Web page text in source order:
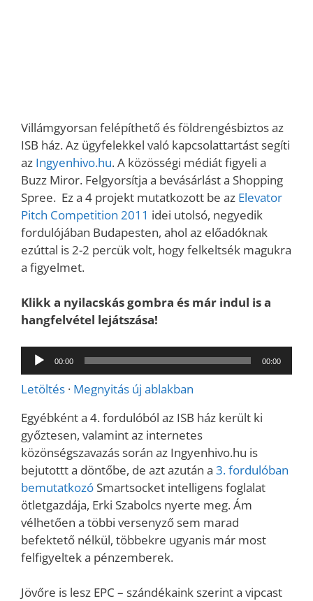
Villámgyorsan felépíthető és földrengésbiztos az
ISB ház. Az ügyfelekkel való kapcsolattartást segíti
az Ingyenhivo.hu. A közösségi médiát figyeli a
Buzz Miror. Felgyorsítja a bevásárlást a Shopping
Spree. Ez a 4 projekt mutatkozott be az Elevator
Pitch Competition 2011 idei utolsó, negyedik
fordulójában Budapesten, ahol az előadóknak
ezúttal is 2-2 percük volt, hogy felkeltsék magukra
a figyelmet.
Klikk a nyilacskás gombra és már indul is a
hangfelvétel lejátszása!
Audió
lejátszó
00:00 00:00
Letöltés · Megnyitás új ablakban
Egyébként a 4. fordulóból az ISB ház került ki
győztesen, valamint az internetes
közönségszavazás során az Ingyenhivo.hu is
bejutottt a döntőbe, de azt azután a 3. fordulóban
bemutatkozó Smartsocket intelligens foglalat
ötletgazdája, Erki Szabolcs nyerte meg. Ám
vélhetően a többi versenyző sem marad
befektető nélkül, többekre ugyanis már most
felfigyeltek a pénzemberek.
Jövőre is lesz EPC – szándékaink szerint a vipcast